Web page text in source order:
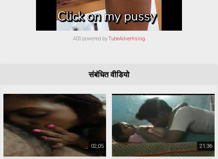
ADS powered byTubeAdvertising
संबंधित वीडियो
02:05 21:36